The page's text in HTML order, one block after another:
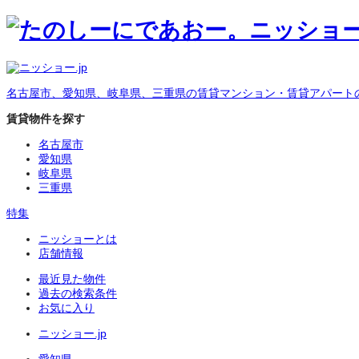
名古屋市、愛知県、岐阜県、三重県の賃貸マンション・賃貸アパート
賃貸物件を探す
名古屋市
愛知県
岐阜県
三重県
特集
ニッショーとは
店舗情報
最近見た物件
過去の検索条件
お気に入り
ニッショー.jp